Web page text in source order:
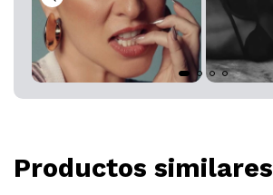
Productos similares